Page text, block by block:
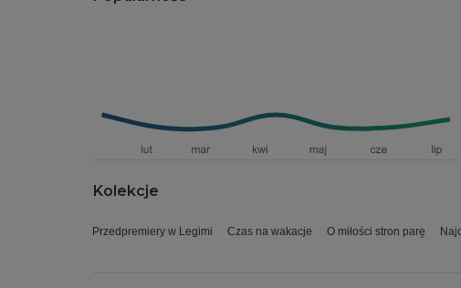
Kolekcje
Przedpremiery w Legimi Czas na wakacje O miłości stron parę